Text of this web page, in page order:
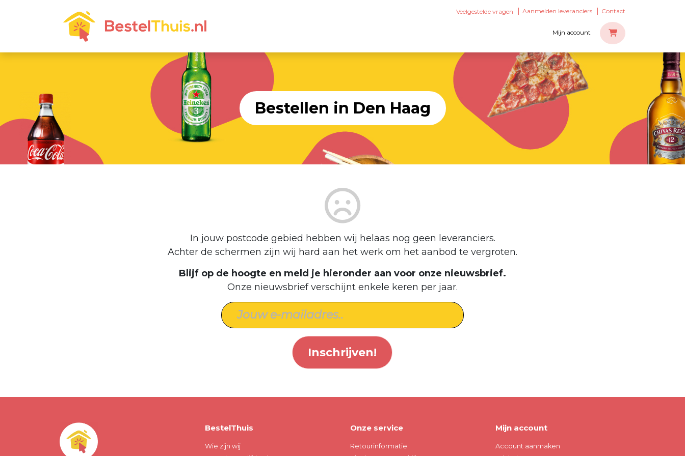
Veelgestelde vragen Aanmelden leveranciers Contact
Mijn account
Bestellen in Den Haag
In jouw postcode gebied hebben wij helaas nog geen leveranciers.
Achter de schermen zijn wij hard aan het werk om het aanbod te vergroten.
Blijf op de hoogte en meld je hieronder aan voor onze nieuwsbrief.
Onze nieuwsbrief verschijnt enkele keren per jaar.
Inschrijven!
BestelThuis
Wie zijn wij
Onze service
Retourinformatie
Mijn account
Account aanmaken